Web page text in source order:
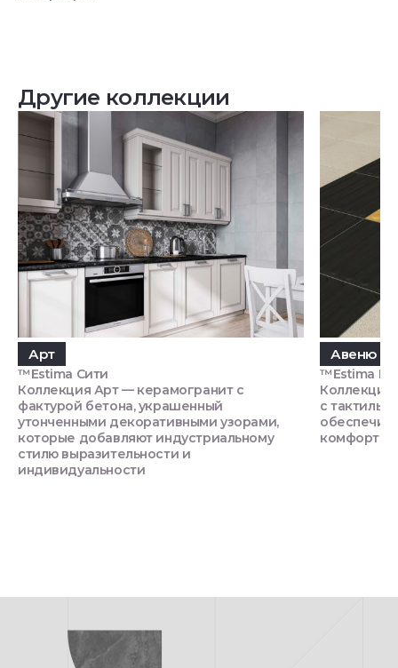
Другие коллекции
Арт
™Estima Сити
Коллекция Арт — керамогранит с
фактурой бетона, украшенный
утонченными декоративными узорами,
которые добавляют индустриальному
стилю выразительности и
индивидуальности
Авеню
™Estima
с
комфорт